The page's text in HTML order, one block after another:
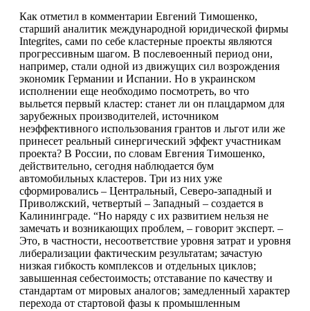
Как отметил в комментарии Евгений Тимошенко,
старший аналитик международной юридической фирмы
Integrites, сами по себе кластерные проекты являются
прогрессивным шагом. В послевоенный период они,
например, стали одной из движущих сил возрождения
экономик Германии и Испании. Но в украинском
исполнении еще необходимо посмотреть, во что
выльется первый кластер: станет ли он плацдармом для
зарубежных производителей, источником
неэффективного использования грантов и льгот или же
принесет реальный синергический эффект участникам
проекта? В России, по словам Евгения Тимошенко,
действительно, сегодня наблюдается бум
автомобильных кластеров. Три из них уже
сформировались – Центральный, Северо-западный и
Приволжский, четвертый – Западный – создается в
Калининграде. “Но наряду с их развитием нельзя не
замечать и возникающих проблем, – говорит эксперт. –
Это, в частности, несоответствие уровня затрат и уровня
либерализации фактическим результатам; зачастую
низкая гибкость комплексов и отдельных циклов;
завышенная себестоимость; отставание по качеству и
стандартам от мировых аналогов; замедленный характер
перехода от стартовой фазы к промышленным